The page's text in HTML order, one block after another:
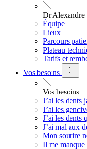
Dr Alexandre
Équipe
Lieux
Parcours
Plateau
Tarifs et
Vos besoins
Vos besoins
J’ai les dents
J’ai les
J’ai les dents
J’ai mal aux
Mon sourire
Il me manque